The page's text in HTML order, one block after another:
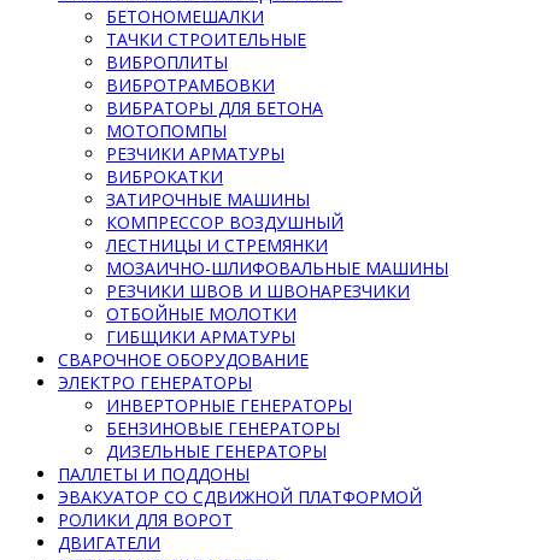
БЕТОНОМЕШАЛКИ
ТАЧКИ СТРОИТЕЛЬНЫЕ
ВИБРОПЛИТЫ
ВИБРОТРАМБОВКИ
ВИБРАТОРЫ ДЛЯ БЕТОНА
МОТОПОМПЫ
РЕЗЧИКИ АРМАТУРЫ
ВИБРОКАТКИ
ЗАТИРОЧНЫЕ МАШИНЫ
КОМПРЕССОР ВОЗДУШНЫЙ
ЛЕСТНИЦЫ И СТРЕМЯНКИ
МОЗАИЧНО-ШЛИФОВАЛЬНЫЕ МАШИНЫ
РЕЗЧИКИ ШВОВ И ШВОНАРЕЗЧИКИ
ОТБОЙНЫЕ МОЛОТКИ
ГИБЩИКИ АРМАТУРЫ
СВАРОЧНОЕ ОБОРУДОВАНИЕ
ЭЛЕКТРО ГЕНЕРАТОРЫ
ИНВЕРТОРНЫЕ ГЕНЕРАТОРЫ
БЕНЗИНОВЫЕ ГЕНЕРАТОРЫ
ДИЗЕЛЬНЫЕ ГЕНЕРАТОРЫ
ПАЛЛЕТЫ И ПОДДОНЫ
ЭВАКУАТОР СО СДВИЖНОЙ ПЛАТФОРМОЙ
РОЛИКИ ДЛЯ ВОРОТ
ДВИГАТЕЛИ